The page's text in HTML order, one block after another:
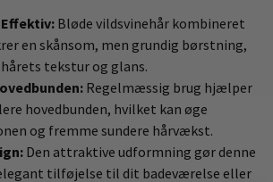
Bløde vildsvinehår kombineret
en skånsom, men grundig børstning,
tekstur og glans.
Regelmæssig brug hjælper
hovedbunden, hvilket kan øge
og fremme sundere hårvækst.
Den attraktive udformning gør denne
tilføjelse til dit badeværelse eller